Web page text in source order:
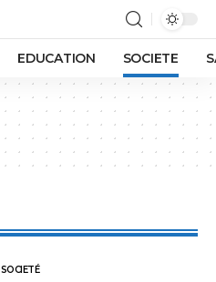
EDUCATION SOCIETE
SOCIETÉ